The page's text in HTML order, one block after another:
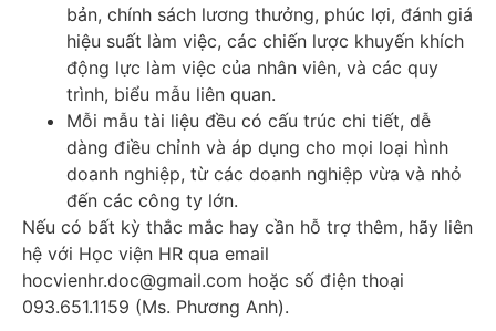
bản, chính sách lương thưởng, phúc lợi, đánh giá
hiệu suất làm việc, các chiến lược khuyến khích
động lực làm việc của nhân viên, và các quy
trình, biểu mẫu liên quan.
Mỗi mẫu tài liệu đều có cấu trúc chi tiết, dễ
dàng điều chỉnh và áp dụng cho mọi loại hình
doanh nghiệp, từ các doanh nghiệp vừa và nhỏ
đến các công ty lớn.
Nếu có bất kỳ thắc mắc hay cần hỗ trợ thêm, hãy liên
hệ với Học viện HR qua email
hocvienhr.doc@gmail.com hoặc số điện thoại
093.651.1159 (Ms. Phương Anh).